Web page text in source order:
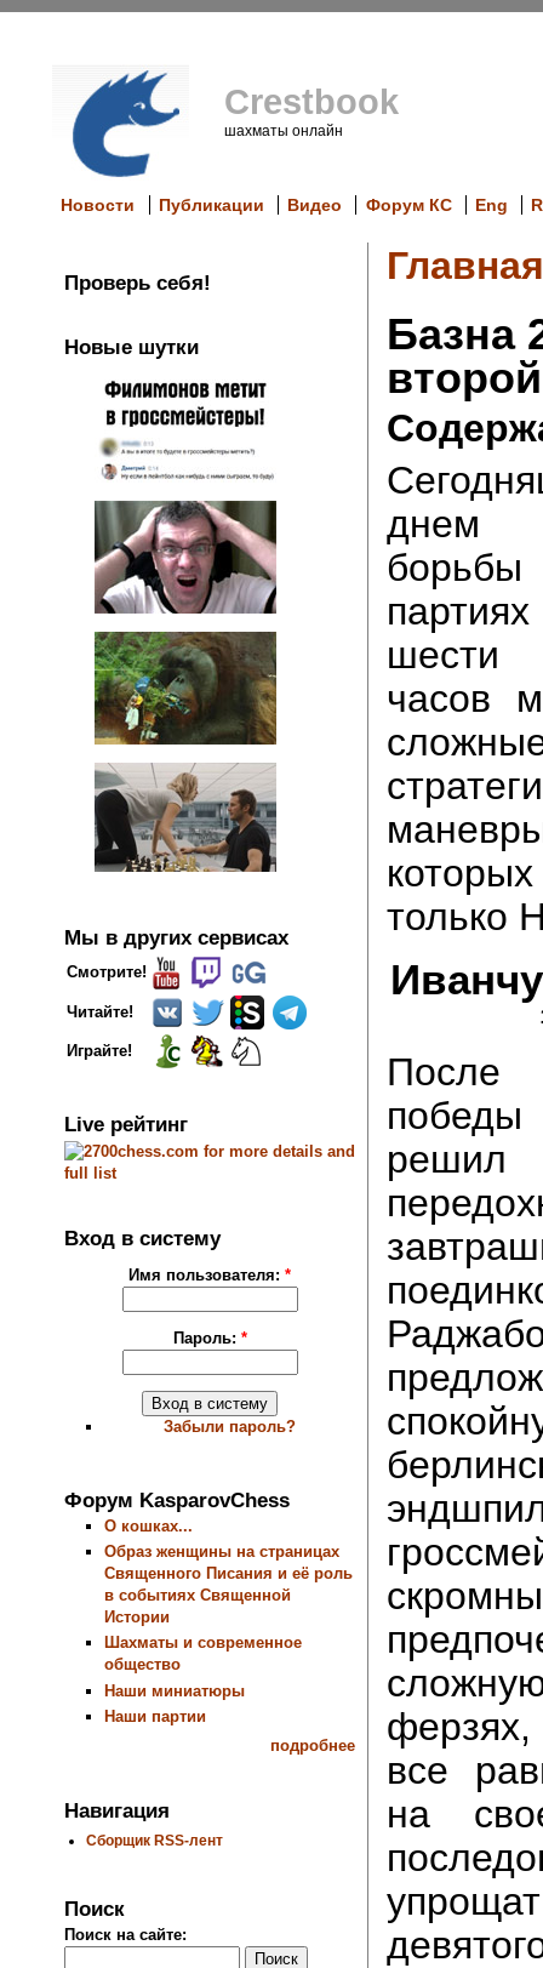
Crestbook
шахматы онлайн
Новости Публикации Видео Форум КС Eng
Проверь себя!
Новые шутки
Мы в других сервисах
Смотрите!
Читайте!
Играйте!
Live рейтинг
Вход в систему
Имя пользователя:*
Пароль: *
Забыли пароль?
Форум KasparovChess
О кошках...
Образ женщины на страницах
Священного Писания и её роль
в событиях Священной
Истории
Шахматы и современное
общество
Наши миниатюры
Наши партии
подробнее
Навигация
Сборщик RSS-лент
Поиск
Поиск на сайте:
Главная
Базна
второй
днем
часов
только
После
все
на